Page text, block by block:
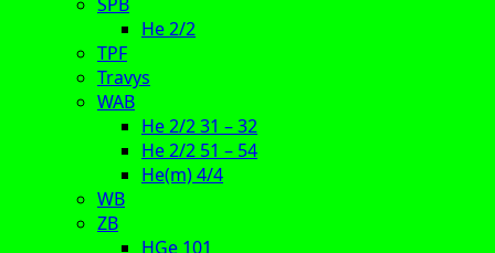
He 2/2
TPF
Travys
WAB
He 2/2 31 – 32
He 2/2 51 – 54
He(m) 4/4
WB
ZB
HGe 101